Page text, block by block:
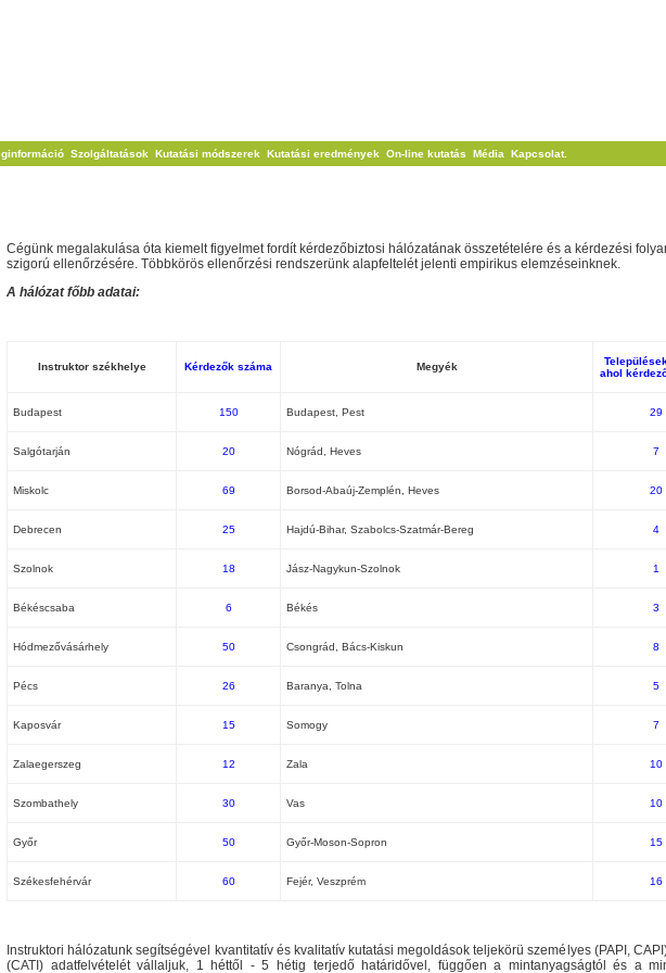
Szolgáltatások Kutatási módszerek Kutatási eredmények On-line kutatás Média Kapcsolat.
Cégünk megalakulása óta kiemelt figyelmet fordít kérdezőbiztosi hálózatának összetételére és a kérdezési
szigorú ellenőrzésére. Többkörös ellenőrzési rendszerünk alapfeltelét jelenti empirikus elemzéseinknek.
A hálózat főbb adatai:
Instruktor székhelye Kérdezők száma Megyék
ahol
Budapest 150 Budapest, Pest 29
Salgótarján 20 Nógrád, Heves 7
Miskolc 69 Borsod-Abaúj-Zemplén, Heves 20
Debrecen 25 Hajdú-Bihar, Szabolcs-Szatmár-Bereg 4
Szolnok 18 Jász-Nagykun-Szolnok 1
Békéscsaba 6 Békés 3
Hódmezővásárhely 50 Csongrád, Bács-Kiskun 8
Pécs 26 Baranya, Tolna 5
Kaposvár 15 Somogy 7
Zalaegerszeg 12 Zala 10
Szombathely 30 Vas 10
Győr 50 Győr-Moson-Sopron 15
Székesfehérvár 60 Fejér, Veszprém 16
Instruktori hálózatunk segítségével kvantitatív és kvalitatív kutatási megoldások teljekörü személyes (PAPI,
(CATI) adatfelvételét vállaljuk, 1 héttől - 5 hétig terjedő határidővel, függően a mintanyagságtól és a